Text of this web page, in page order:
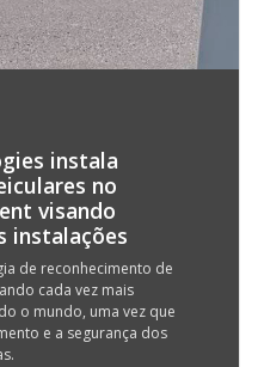
instala
no
visando
instalações
de reconhecimento de
cada vez mais
o mundo, uma vez que
e a segurança dos